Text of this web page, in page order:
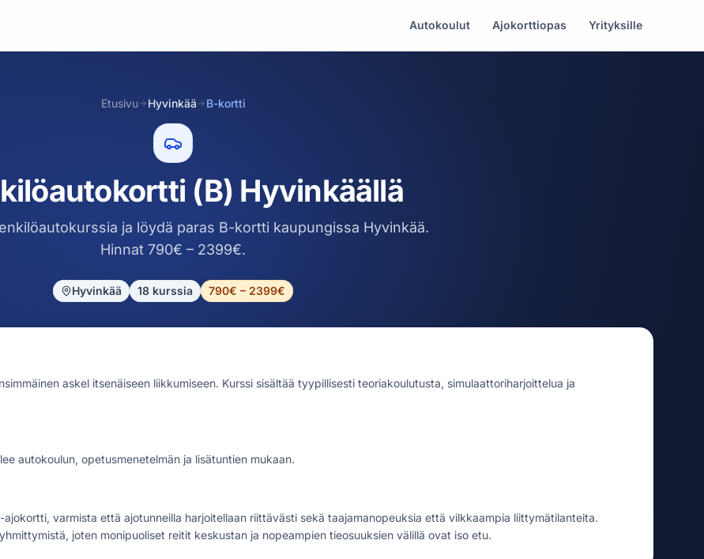
Autokoulut Ajokorttiopas Yrityksille
Etusivu Hyvinkää B-kortti
(B) Hyvinkäällä
ja löydä paras B-kortti kaupungissa Hyvinkää.
Hinnat 790€ – 2399€.
Hyvinkää 18 kurssia 790€ – 2399€
askel itsenäiseen liikkumiseen. Kurssi sisältää tyypillisesti teoriakoulutusta, simulaattoriharjoittelua ja
autokoulun, opetusmenetelmän ja lisätuntien mukaan.
varmista että ajotunneilla harjoitellaan riittävästi sekä taajamanopeuksia että vilkkaampia liittymätilanteita.
joten monipuoliset reitit keskustan ja nopeampien tieosuuksien välillä ovat iso etu.